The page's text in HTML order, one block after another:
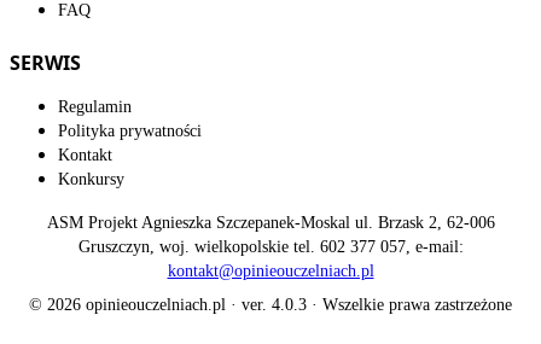
FAQ
SERWIS
Regulamin
Polityka prywatności
Kontakt
Konkursy
ASM Projekt Agnieszka Szczepanek-Moskal ul. Brzask 2, 62-006
Gruszczyn, woj. wielkopolskie tel. 602 377 057, e-mail:
kontakt@opinieouczelniach.pl
© 2026 opinieouczelniach.pl · ver. 4.0.3 · Wszelkie prawa zastrzeżone